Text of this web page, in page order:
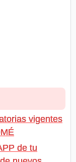
vigentes
de tu